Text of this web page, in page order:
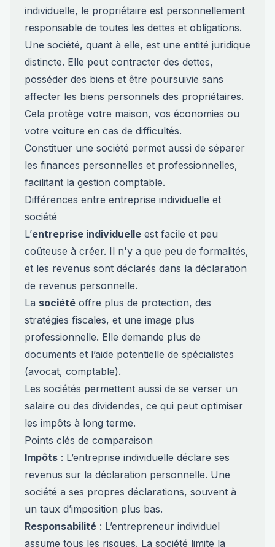
individuelle, le propriétaire est personnellement
responsable de toutes les dettes et obligations.
Une société, quant à elle, est une entité juridique
distincte. Elle peut contracter des dettes,
posséder des biens et être poursuivie sans
affecter les biens personnels des propriétaires.
Cela protège votre maison, vos économies ou
votre voiture en cas de difficultés.
Constituer une société permet aussi de séparer
les finances personnelles et professionnelles,
facilitant la gestion comptable.
Différences entre entreprise individuelle et
société
L’entreprise individuelle est facile et peu
coûteuse à créer. Il n'y a que peu de formalités,
et les revenus sont déclarés dans la déclaration
de revenus personnelle.
La société offre plus de protection, des
stratégies fiscales, et une image plus
professionnelle. Elle demande plus de
documents et l’aide potentielle de spécialistes
(avocat, comptable).
Les sociétés permettent aussi de se verser un
salaire ou des dividendes, ce qui peut optimiser
les impôts à long terme.
Points clés de comparaison
Impôts : L’entreprise individuelle déclare ses
revenus sur la déclaration personnelle. Une
société a ses propres déclarations, souvent à
un taux d’imposition plus bas.
Responsabilité : L’entrepreneur individuel
assume tous les risques. La société limite la